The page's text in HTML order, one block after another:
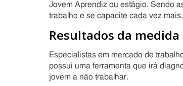
Jovem Aprendiz ou estágio. Sendo
trabalho e se capacite cada vez mais.
Resultados da medida
Especialistas em mercado de
possui uma ferramenta que irá
jovem a não trabalhar.